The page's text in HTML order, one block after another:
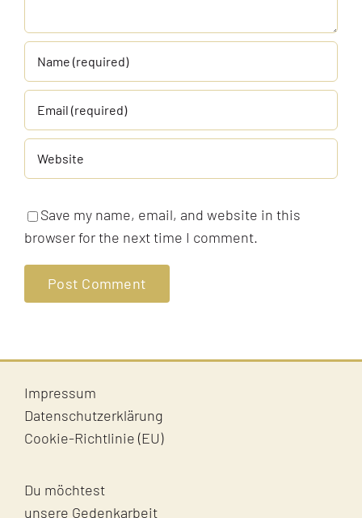
Save my name, email, and website in this
browser for the next time I comment.
Impressum
Datenschutzerklärung
Cookie-Richtlinie (EU)
Du möchtest
unsere Gedenkarbeit